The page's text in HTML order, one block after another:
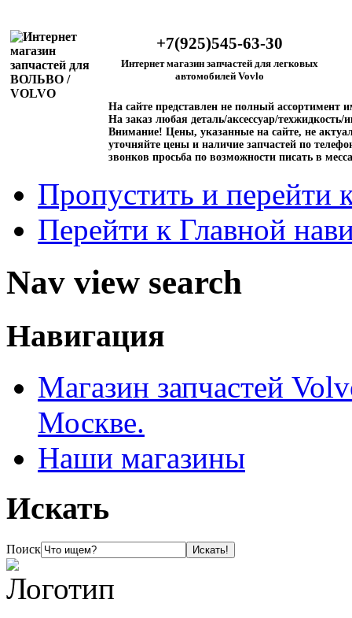
+7(925)545-63-30
Интернет магазин запчастей для легковых
автомобилей Vovlo
На сайте представлен не полный ассортимент
На заказ любая деталь/аксессуар/техжидкость/
Внимание! Цены, указанные на сайте, не
уточняйте цены и наличие запчастей по
звонков просьба по возможности писать в
Пропустить и перейти
Перейти к Главной
Nav view search
Навигация
Магазин запчастей
Москве.
Наши магазины
Искать
Поиск